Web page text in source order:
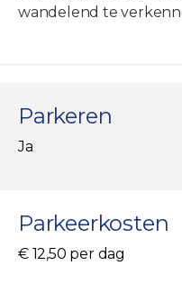
wandelend te
Parkeren
Ja
Parkeerkosten
€ 12,50 per dag